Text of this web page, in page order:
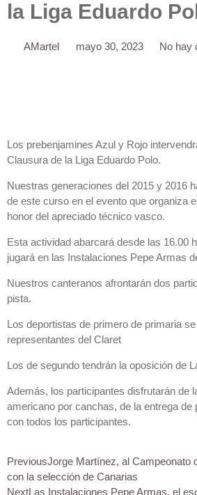
la Liga Eduardo
AMartel mayo 30, 2023 No hay
Los prebenjamines Azul y Rojo
Clausura de la Liga Eduardo Polo.
Nuestras generaciones del 2015 y 2016
de este curso en el evento que organiza
honor del apreciado técnico vasco.
Esta actividad abarcará desde las 16.00
jugará en las Instalaciones Pepe Armas
Nuestros canteranos afrontarán dos
pista.
Los deportistas de primero de primaria
representantes del Claret
Los de segundo tendrán la oposición de
Además, los participantes disfrutarán de
americano por canchas, de la entrega de
con todos los participantes.
PreviousJorge Martínez, al Campeonato
con la selección de Canarias
NextLas Instalaciones Pepe Armas, el